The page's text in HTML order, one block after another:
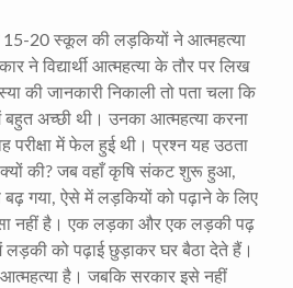
15-20 स्कूल की लड़कियों ने आत्महत्या
ने विद्यार्थी आत्महत्या के तौर पर लिख
की जानकारी निकाली तो पता चला कि
अच्छी थी। उनका आत्महत्या करना
में फेल हुई थी। प्रश्न यह उठता
की? जब वहाँ कृषि संकट शुरू हुआ,
बढ़ गया, ऐसे में लड़कियों को पढ़ाने के लिए
नहीं है। एक लड़का और एक लड़की पढ़
लड़की को पढ़ाई छुड़ाकर घर बैठा देते हैं।
है। जबकि सरकार इसे नहीं